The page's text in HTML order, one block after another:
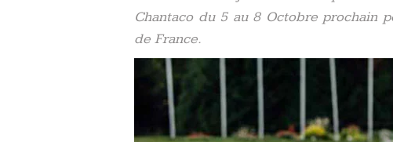
Chantaco du 5 au 8 Octobre prochain
de France.